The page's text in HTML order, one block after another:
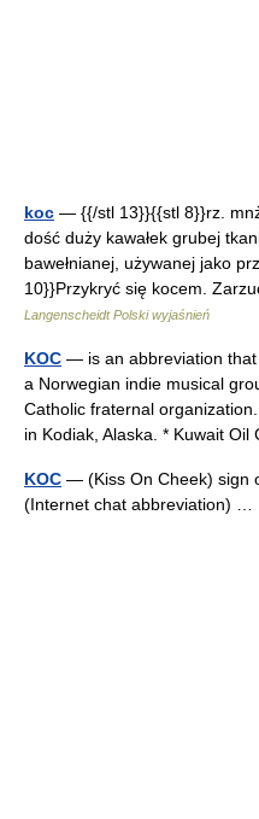
koc — {{/stl 13}}{{stl 8}}rz.
dość duży kawałek grubej
bawełnianej, używanej jako
10}}Przykryć się kocem.
Langenscheidt Polski wyjaśnień
KOC — is an abbreviation that
a Norwegian indie musical
Catholic fraternal
in Kodiak, Alaska. * Kuwait
KOC — (Kiss On Cheek) sign
(Internet chat abbreviation) …